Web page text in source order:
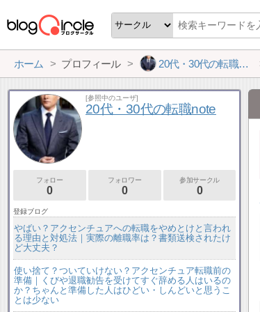
ホーム プロフィール 20代・30代の転職note
[参照中のユーザ]
20代・30代の転職note
フォロー
0
フォロワー
0
参加サークル
0
登録ブログ
やばい？アクセンチュアへの転職をやめとけと言われ
る理由と対処法｜実際の離職率は？書類送検されたけ
ど大丈夫？
使い捨て？ついていけない？アクセンチュア転職前の
準備｜くびや退職勧告を受けてすぐ辞める人はいるの
か？ちゃんと準備した人はひどい・しんどいと思うこ
とは少ない